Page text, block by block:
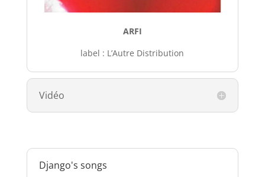
ARFI
label : L’Autre Distribution
Vidéo
Django's songs